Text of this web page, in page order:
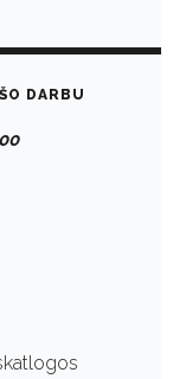
DARBU